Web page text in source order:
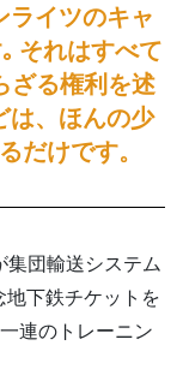
ライツのキャ
それはすべて
ざる権利を述
は、ほんの少
だけです。
集団輸送システム
下鉄チケットを
連のトレーニン